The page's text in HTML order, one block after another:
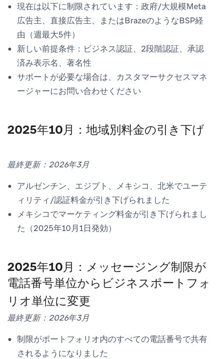
現在は以下に制限されています：政府/大規模Meta
広告主、直接広告主、またはBrazeのようなBSP経
由（週最大5件）
新しい前提条件：ビジネス認証、2段階認証、承認
済み表示名、著名性
サポートが必要な場合は、カスタマーサクセスマネ
ージャーにお問い合わせください
2025年10月：地域別料金の引き下げ
最終更新：2026年3月
アルゼンチン、エジプト、メキシコ、北米でユーテ
ィリティ/認証料金が引き下げられました
メキシコでマーケティング料金が引き下げられまし
た（2025年10月1日発効）
2025年10月：メッセージング制限が
電話番号単位からビジネスポートフォ
リオ単位に変更
最終更新：2026年3月
制限がポートフォリオ内のすべての電話番号で共有
されるようになりました